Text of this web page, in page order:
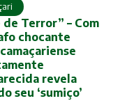
de Terror” – Com
chocante
revela
seu ‘sumiço’